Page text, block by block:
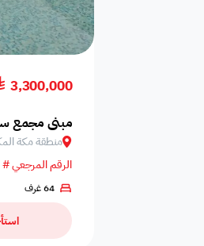
فيديو
3,300,000
مبنى مجمع
منطقة مكة
الرقم المرجعي # 97487
64 غرف